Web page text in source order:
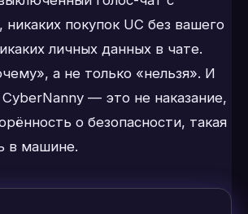
покупок UC без вашего
личных данных в чате.
а не только «нельзя». И
— это не наказание,
о безопасности, такая
в машине.